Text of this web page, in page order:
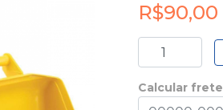
R$90,00
Calcular frete